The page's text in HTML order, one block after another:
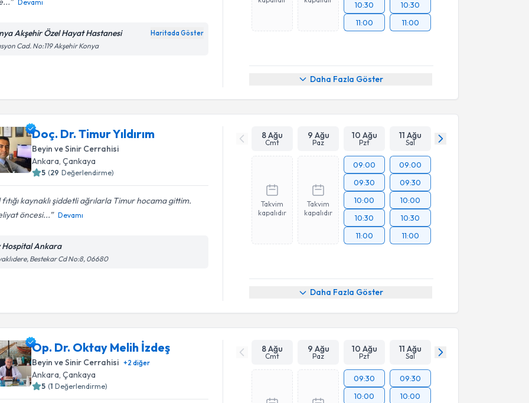
Devamı
Akşehir Özel Hayat Hastanesi Haritada Göster
Cad. No:119 Akşehir Konya
10:30
11:00
10:30
11:00
Daha Fazla Göster
Doç. Dr. Timur Yıldırım
Beyin ve Sinir Cerrahisi
Ankara, Çankaya
5 (29 Değerlendirme)
fıtığı kaynaklı şiddetli ağrılarla Timur hocama gittim.
öncesi...
Devamı
Hospital Ankara
Bestekar Cd No:8, 06680
8 Ağu
Cmt
9 Ağu
Paz
10 Ağu
Pzt
11 Ağu
Sal
Takvim
kapalıdır
Takvim
kapalıdır
09:00
09:30
10:00
10:30
11:00
09:00
09:30
10:00
10:30
11:00
Daha Fazla Göster
Op. Dr. Oktay Melih İzdeş
Beyin ve Sinir Cerrahisi +2 diğer
Ankara , Çankaya
5 (1 Değerlendirme)
8 Ağu
Cmt
9 Ağu
Paz
10 Ağu
Pzt
11 Ağu
Sal
09:30
10:00
09:30
10:00